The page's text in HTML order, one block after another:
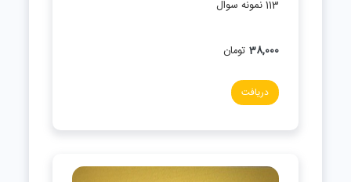
113 نمونه سوال
38,000 تومان
دریافت